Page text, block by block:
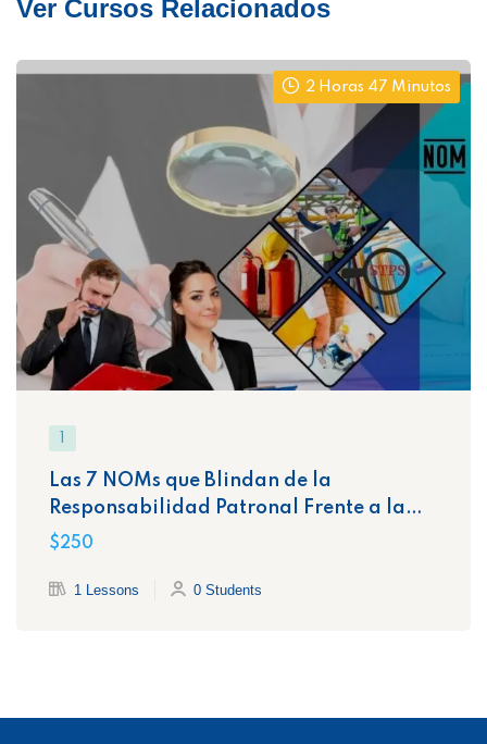
Ver Cursos Relacionados
2 Horas 47 Minutos
Las 7 NOMs que Blindan de la
Responsabilidad Patronal Frente a la
STPS
$250
1 Lessons 0 Students